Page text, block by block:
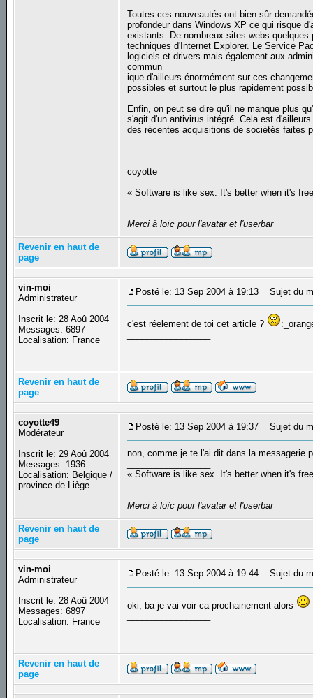
Toutes ces nouveautés ont bien sûr
profondeur dans Windows XP ce qui risque
existants. De nombreux sites webs
techniques d'Internet Explorer. Le Service
logiciels et drivers mais également aux
commun
ique d'ailleurs énormément sur ces
possibles et surtout le plus rapidement
Enfin, on peut se dire qu'il ne manque plus
s'agit d'un antivirus intégré. Cela est
des récentes acquisitions de sociétés faites
coyotte
« Software is like sex. It's better when it's
Merci à loïc pour l'avatar et l'userbar
Revenir en haut de
page
vin-moi
Administrateur
Inscrit le: 28 Aoû 2004
Messages: 6897
Localisation: France
Posté le: 13 Sep 2004 à 19:13 Sujet du
c'est réelement de toi cet article ?
Revenir en haut de
page
coyotte49
Modérateur
Inscrit le: 29 Aoû 2004
Messages: 1936
Localisation: Belgique /
province de Liège
Posté le: 13 Sep 2004 à 19:37 Sujet du
non, comme je te l'ai dit dans la messagerie
« Software is like sex. It's better when it's
Merci à loïc pour l'avatar et l'userbar
Revenir en haut de
page
vin-moi
Administrateur
Inscrit le: 28 Aoû 2004
Messages: 6897
Localisation: France
Posté le: 13 Sep 2004 à 19:44 Sujet du
oki, ba je vai voir ca prochainement alors
Revenir en haut de
page